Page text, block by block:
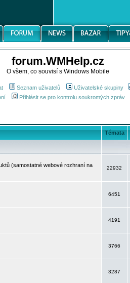
forum.WMHelp.cz
O všem, co souvisí s Windows Mobile
Seznam uživatelů Uživatelské skupiny
Přihlásit se pro kontrolu soukromých zpráv
Témata
(samostatné webové rozhraní na
22932
6451
4191
3766
3287